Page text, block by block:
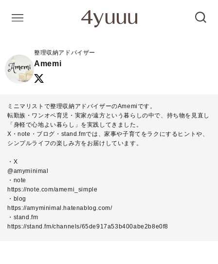
整理収納アドバイザー
Amemi
ミニマリストで整理収納アドバイザーのAmemiです。
転勤族・ワンオペ育児・実家が遠方という暮らしの中で、持ち物を見直し
「身軽で心地よい暮らし」を実践してきました。
X・note・ブログ・stand.fmでは、家事や子育てをラクにするヒントや、
シンプルライフの楽しみ方をお届けしています。
・X
@amyminimal
・note
https://note.com/amemi_simple
・blog
https://amyminimal.hatenablog.com/
・stand.fm
https://stand.fm/channels/65de917a53b400abe2b8e0f8